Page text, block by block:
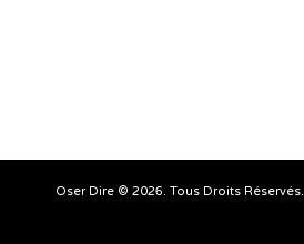
Oser Dire © 2026. Tous Droits Réservés.